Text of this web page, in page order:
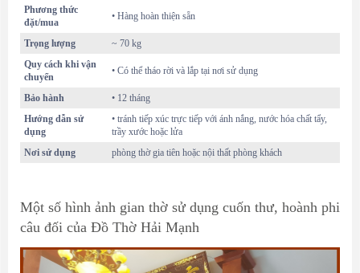
Phương thức
đặt/mua
• Hàng hoàn thiện sẵn
Trọng lượng
~ 70 kg
Quy cách khi vận
chuyển
• Có thể tháo rời và lắp tại nơi sử dụng
Bảo hành
• 12 tháng
Hướng dẫn sử
dụng
• tránh tiếp xúc trực tiếp với ánh nắng, nước hóa chất tẩy,
trầy xước hoặc lửa
Nơi sử dụng
phòng thờ gia tiên hoặc nội thất phòng khách
Một số hình ảnh gian thờ sử dụng cuốn thư, hoành phi
câu đối của Đồ Thờ Hải Mạnh